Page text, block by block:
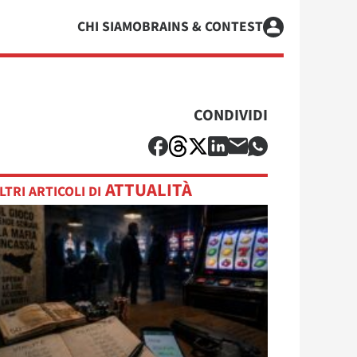
CHI SIAMOBRAINS & CONTEST
CONDIVIDI
ARTICOLI DI ATTUALITÀ